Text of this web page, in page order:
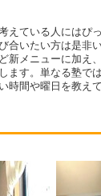
えている人にはぴ
合いたい方は是非
新メニューに加え
ます。単なる塾で
時間や曜日を教え